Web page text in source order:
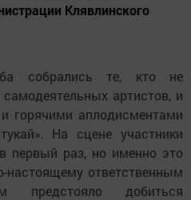
Клявлинского
собрались те, кто не
артистов, и
горячими аплодисментами
На сцене участники
первый раз, но именно это
настоящему ответственным
добиться